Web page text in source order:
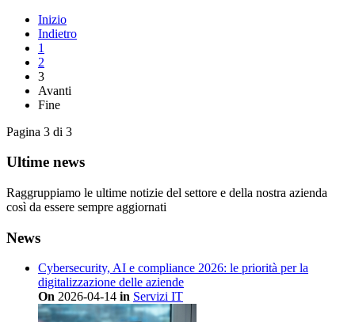
Inizio
Indietro
1
2
3
Avanti
Fine
Pagina 3 di 3
Ultime news
Raggruppiamo le ultime notizie del settore e della nostra azienda
così da essere sempre aggiornati
News
Cybersecurity, AI e compliance 2026: le priorità per la
digitalizzazione delle aziende
On 2026-04-14 in Servizi IT